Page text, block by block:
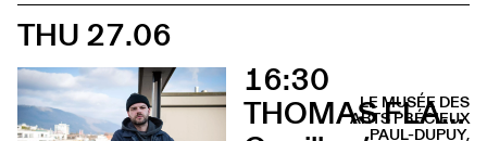
THU 27.06
16:30
THOMAS FLAHAUT
LE MUSÉE DES
ARTS PRÉCIEUX
PAUL-DUPUY,